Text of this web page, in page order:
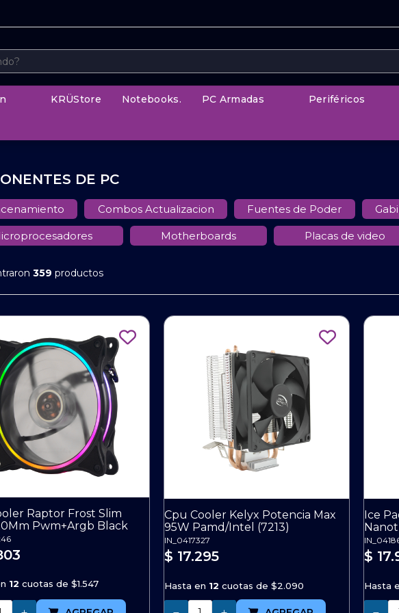
KRÜStore Notebooks. PC Armadas Periféricos
DE PC
Combos Actualizacion Fuentes de Poder
Motherboards Placas de video
359 productos
Raptor Frost Slim
Pwm+Argb Black
12 cuotas de $1.547
Cpu Cooler Kelyx Potencia Max
95W Pamd/Intel (7213)
IN_0417327
$ 17.295
Hasta en 12 cuotas de $2.090
Ice
$
Hasta